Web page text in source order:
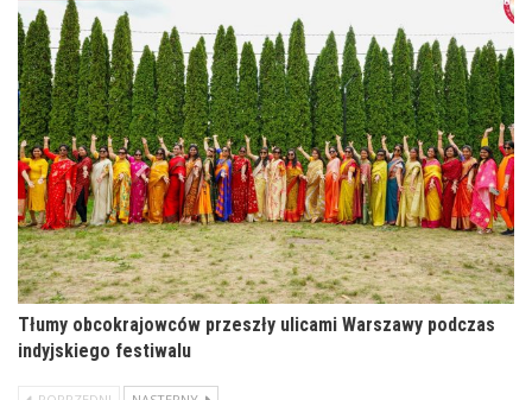
Tłumy obcokrajowców przeszły ulicami Warszawy podczas
indyjskiego festiwalu